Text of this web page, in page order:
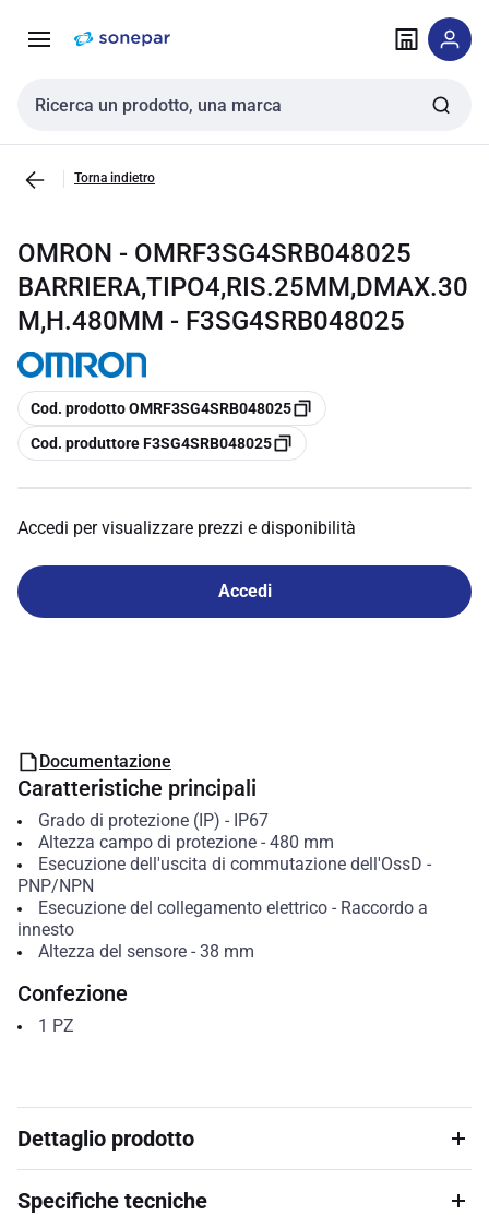
navigazione alla
Cerca input
Torna indietro
OMRON - OMRF3SG4SRB048025
BARRIERA,TIPO4,RIS.25MM,DMAX.30
M,H.480MM - F3SG4SRB048025
copia
Cod. prodotto OMRF3SG4SRB048025
copia
Cod. produttore F3SG4SRB048025
Accedi per visualizzare prezzi e disponibilità
Accedi
Documentazione
Caratteristiche principali
Grado di protezione (IP) - IP67
Altezza campo di protezione- 480 mm
Esecuzione dell'uscita di commutazione dell'OssD -
PNP/NPN
Esecuzione del collegamento elettrico- Raccordo a
innesto
Altezza del sensore- 38 mm
Confezione
1 PZ
Dettaglio prodotto
Specifiche tecniche